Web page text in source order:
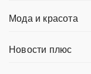
Мода и красота
Новости плюс